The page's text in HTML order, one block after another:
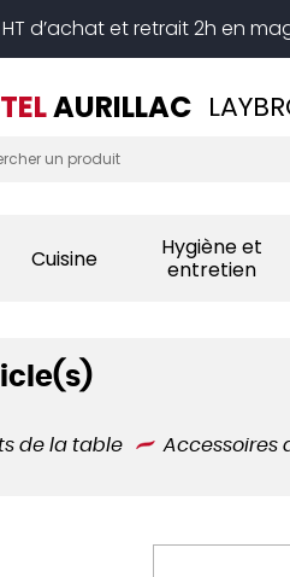
d’achat et retrait 2h en
AURILLAC
Cuisine
Hygiène et
entretien
de la table Accessoires